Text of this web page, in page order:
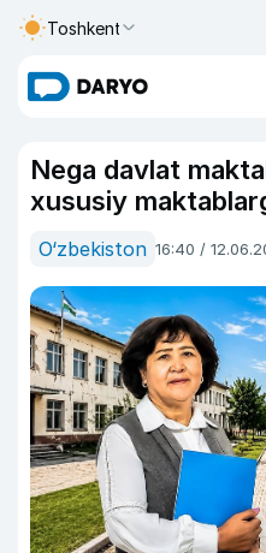
Toshkent
Nega davlat
xususiy
O‘zbekiston 16:40 /